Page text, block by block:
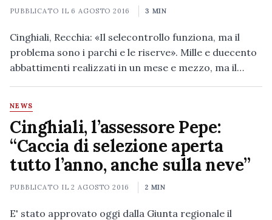
PUBBLICATO IL 6 AGOSTO 2016 3 MIN
Cinghiali, Recchia: «Il selecontrollo funziona, ma il
problema sono i parchi e le riserve». Mille e duecento
abbattimenti realizzati in un mese e mezzo, ma il…
NEWS
Cinghiali, l’assessore Pepe:
“Caccia di selezione aperta
tutto l’anno, anche sulla neve”
PUBBLICATO IL2 AGOSTO 2016 2 MIN
E' stato approvato oggi dalla Giunta regionale il